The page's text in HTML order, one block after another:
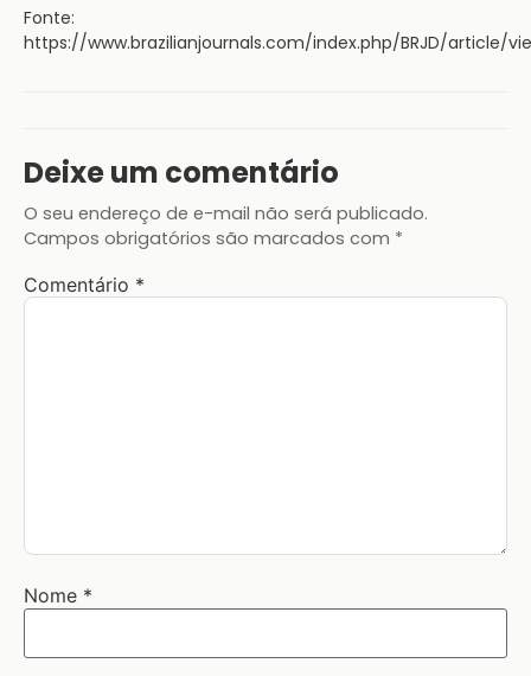
Fonte:
https://www.brazilianjournals.com/index.php/BRJD/article/
Deixe um comentário
O seu endereço de e-mail não será publicado.
Campos obrigatórios são marcados com *
Comentário *
Nome *